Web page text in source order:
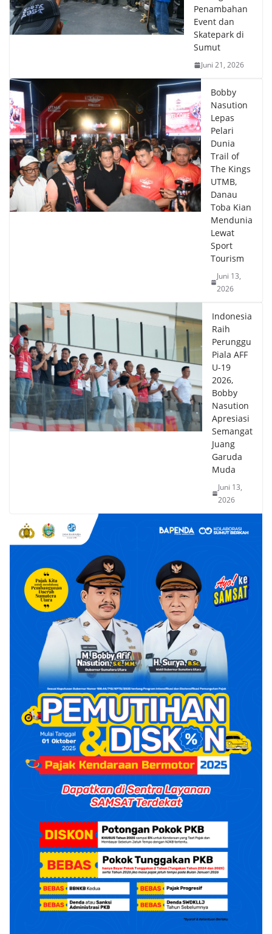
Penambahan
Event dan
Skatepark di
Sumut
Juni 21, 2026
Bobby
Nasution
Lepas
Pelari
Dunia
Trail of
The Kings
UTMB,
Danau
Toba Kian
Mendunia
Lewat
Sport
Tourism
Juni 13,
2026
Indonesia
Raih
Perunggu
Piala AFF
U-19
2026,
Bobby
Nasution
Apresiasi
Semangat
Juang
Garuda
Muda
Juni 13,
2026